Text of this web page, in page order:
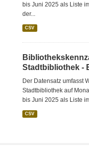
bis Juni 2025 als Liste
der...
CSV
Stadtbibliothek -
Der Datensatz umfasst
Stadtbibliothek auf
bis Juni 2025 als Liste
CSV